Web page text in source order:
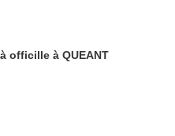
officille à QUEANT